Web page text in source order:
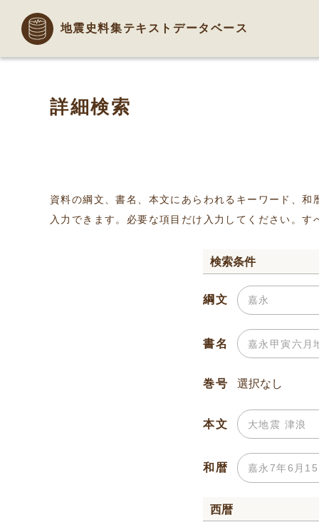
地震史料集テキストデータベース
詳細検索
資料の綱文、書名、本文にあらわれるキーワード、
入力できます。必要な項目だけ入力してください。
検索条件
綱文
書名
巻号
本文
和暦
西暦